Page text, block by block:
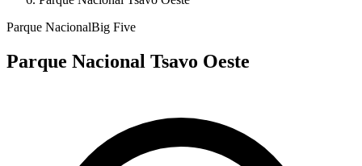
Parque NacionalBig Five
Parque Nacional Tsavo Oeste